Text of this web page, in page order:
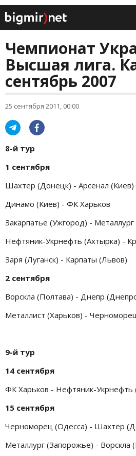
Чемпионат
Высшая лига.
сентябрь 2007
25 сентября 2011, 00:00
8-й тур
1 сентября
Шахтер (Донецк) - Арсенал (Киев)
Динамо (Киев) - ФК Харьков
Закарпатье (Ужгород) -
Нефтяник-Укрнефть (Ахтырка) -
Заря (Луганск) - Карпаты (Львов)
2 сентября
Ворскла (Полтава) - Днепр
Металлист (Харьков) -
9-й тур
14 сентября
ФК Харьков - Нефтяник-Укрнефть
15 сентября
Черноморец (Одесса) - Шахтер
Металлург (Запорожье) - Ворскла